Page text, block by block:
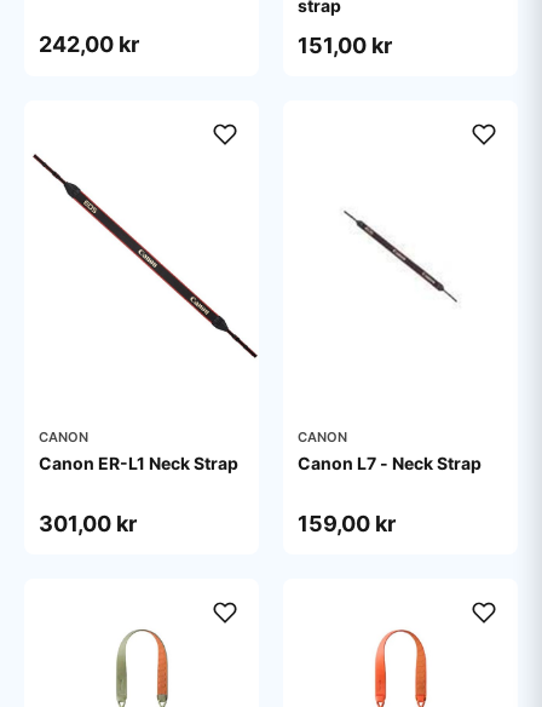
242,00 kr
strap
151,00 kr
CANON
Canon ER-L1 Neck Strap
301,00 kr
CANON
Canon L7 - Neck Strap
159,00 kr